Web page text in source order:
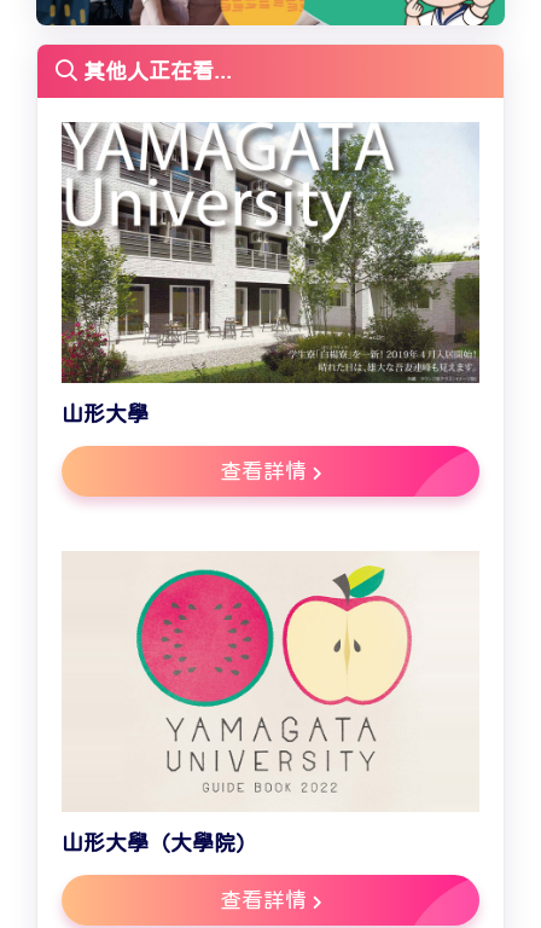
其他人正在看...
山形大學
查看詳情
山形大學（大學院）
查看詳情